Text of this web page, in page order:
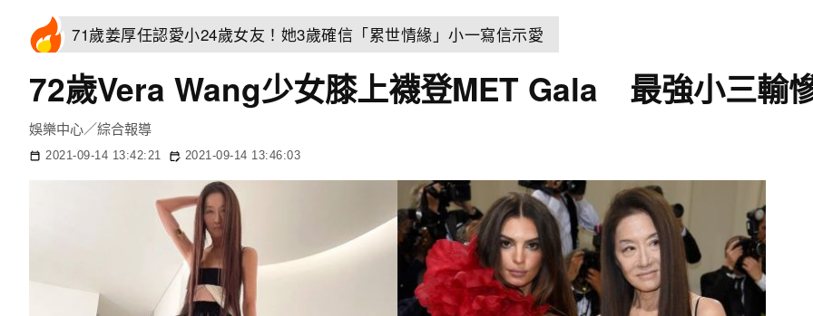
71歲姜厚任認愛小24歲女友！她3歲確信「累世情緣」小一寫信示愛
72歲Vera Wang少女膝上襪登MET Gala 最強小三輸
娛樂中心／綜合報導
2021-09-14 13:42:21 2021-09-14 13:46:03